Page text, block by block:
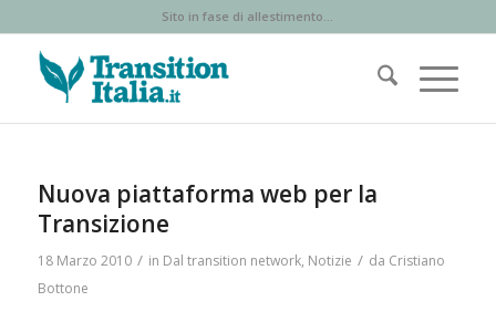
Sito in fase di allestimento...
Nuova piattaforma web per la
Transizione
18 Marzo 2010 / in Dal transition network, Notizie / da Cristiano
Bottone